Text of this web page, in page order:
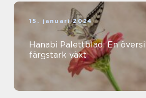
15. januari 2024
Hanabi Palettblad: En
färgstark växt